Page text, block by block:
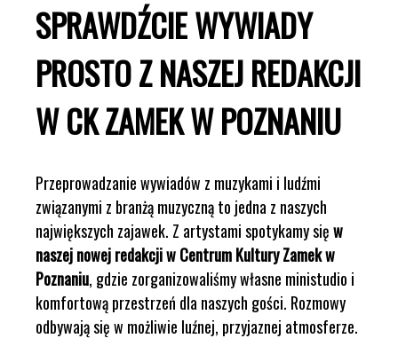
SPRAWDŹCIE WYWIADY
PROSTO Z NASZEJ REDAKCJI
W CK ZAMEK W POZNANIU
Przeprowadzanie wywiadów z muzykami i ludźmi
związanymi z branżą muzyczną to jedna z naszych
największych zajawek. Z artystami spotykamy sięw
naszej nowej redakcji w Centrum Kultury Zamek w
Poznaniu, gdzie zorganizowaliśmy własne ministudio i
komfortową przestrzeń dla naszych gości. Rozmowy
odbywają się w możliwie luźnej, przyjaznej atmosferze.